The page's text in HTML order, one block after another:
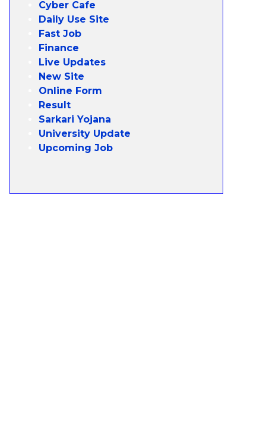
Cyber Cafe
Daily Use Site
Fast Job
Finance
Live Updates
New Site
Online Form
Result
Sarkari Yojana
University Update
Upcoming Job